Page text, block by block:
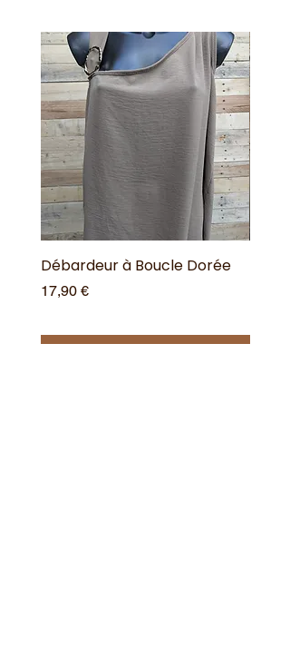
Débardeur à Boucle Dorée
Prix
17,90 €